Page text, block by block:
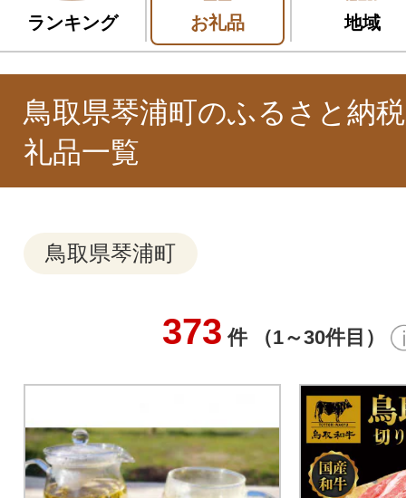
ランキング お礼品 地域
鳥取県琴浦町のふるさと納
礼品一覧
鳥取県琴浦町
373 件 （1～30件目）